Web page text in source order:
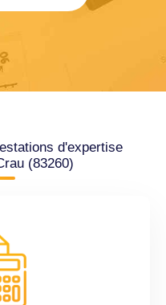
d'expertise
(83260)